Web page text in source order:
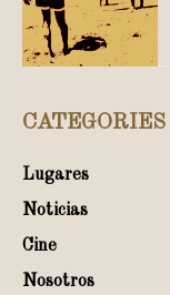
CATEGORIES
Lugares
Noticias
Cine
Nosotros